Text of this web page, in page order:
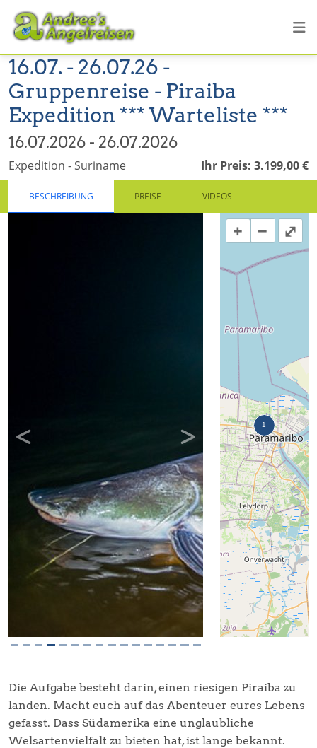
16.07. - 26.07.26 -
Gruppenreise - Piraiba
Expedition *** Warteliste ***
16.07.2026 - 26.07.2026
Expedition - Suriname Ihr Preis: 3.199,00 €
BESCHREIBUNG PREISE VIDEOS
Previous Next
⤢
+ −
Die Aufgabe besteht darin, einen riesigen Piraiba zu
landen. Macht euch auf das Abenteuer eures Lebens
gefasst. Dass Südamerika eine unglaubliche
Welsartenvielfalt zu bieten hat, ist lange bekannt.